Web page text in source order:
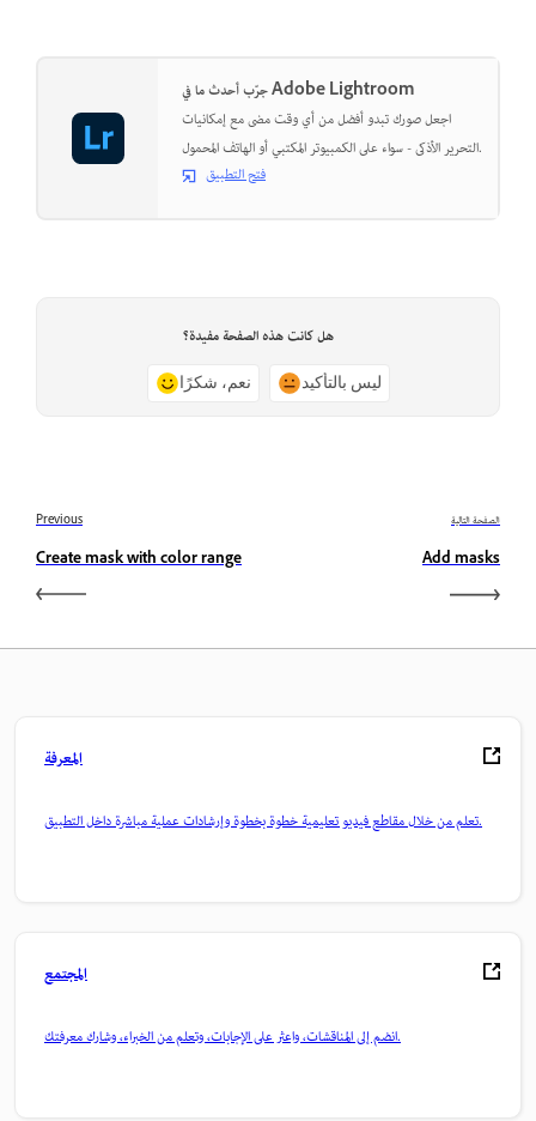
جرّب أحدث ما في Adobe Lightroom
اجعل صورك تبدو أفضل من أي وقت مضى مع إمكانيات
التحرير الأذكى - سواء على الكمبيوتر المكتبي أو الهاتف المحمول.
فتح التطبيق
هل كانت هذه الصفحة مفيدة؟
نعم، شكرًا ليس بالتأكيد
Previous
Create mask with color range
الصفحة التالية
Add masks
المعرفة
تعلم من خلال مقاطع فيديو تعليمية خطوة بخطوة وإرشادات عملية مباشرة داخل التطبيق.
المجتمع
انضم إلى المناقشات، واعثر على الإجابات، وتعلم من الخبراء، وشارك معرفتك.